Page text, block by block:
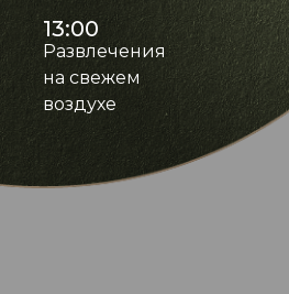
13:00
Развлечения
на свежем
воздухе